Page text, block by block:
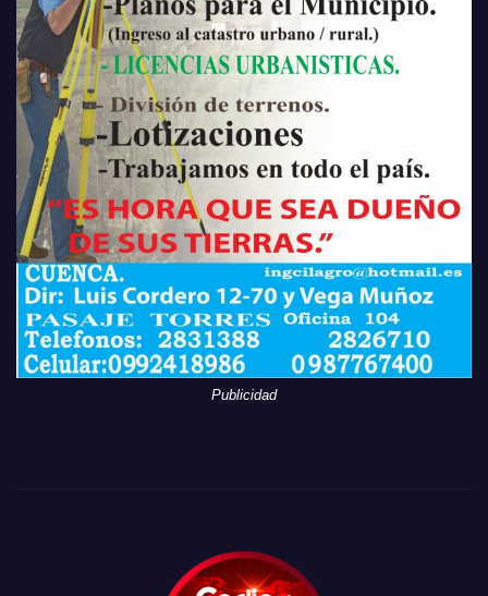
Publicidad